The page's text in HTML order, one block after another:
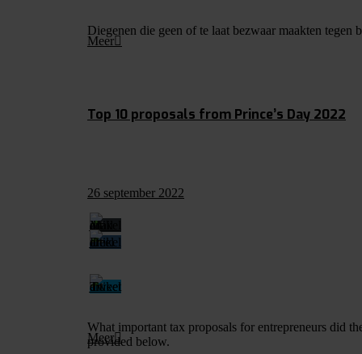
Diegenen die geen of te laat bezwaar maakten
Meer
Top 10 proposals from Prince’s Day 2022
26 september 2022
What important tax proposals for entrepreneurs did
provided below.
Meer